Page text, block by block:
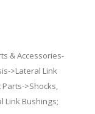
& Accessories-
>Lateral Link
>Shocks,
Link Bushings;